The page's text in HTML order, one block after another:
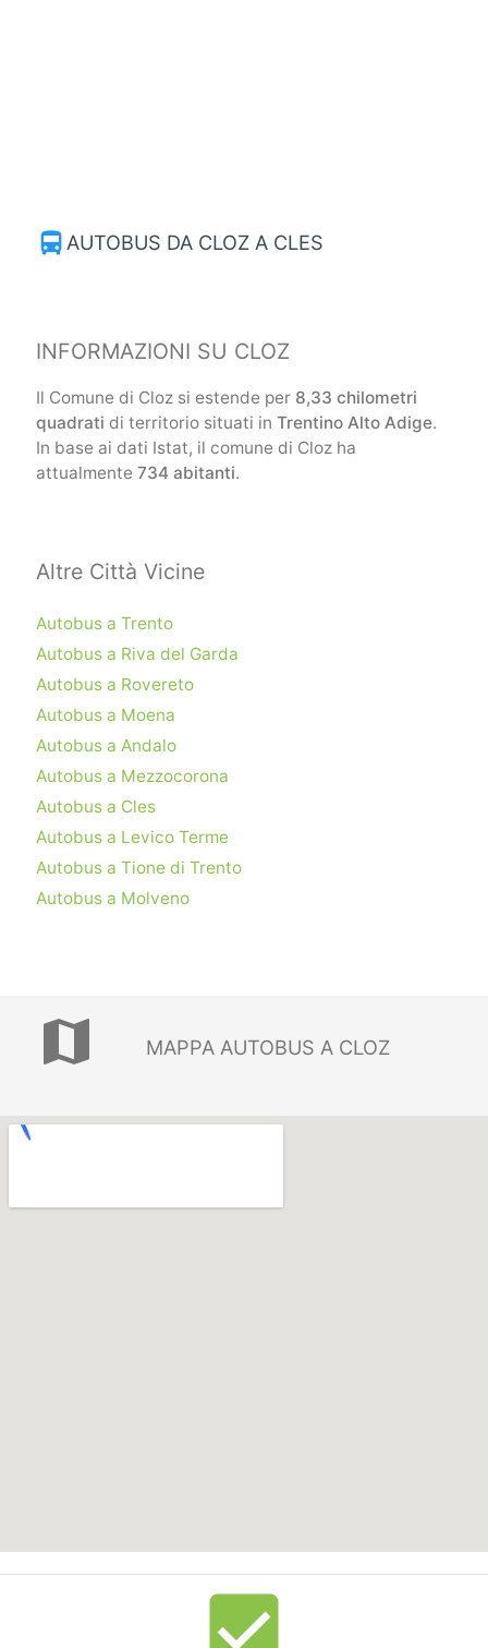
directions_bus AUTOBUS DA CLOZ A CLES
INFORMAZIONI SU CLOZ
Il Comune di Cloz si estende per 8,33 chilometri
quadrati di territorio situati in Trentino Alto Adige.
In base ai dati Istat, il comune di Cloz ha
attualmente 734 abitanti.
Altre Città Vicine
Autobus a Trento
Autobus a Riva del Garda
Autobus a Rovereto
Autobus a Moena
Autobus a Andalo
Autobus a Mezzocorona
Autobus a Cles
Autobus a Levico Terme
Autobus a Tione di Trento
Autobus a Molveno
map MAPPA AUTOBUS A CLOZ